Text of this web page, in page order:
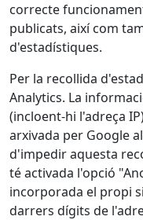
correcte
publicats, així com
d'estadístiques.
Per la recollida
Analytics. La
(incloent-hi l'adreça
arxivada per Google
d'impedir aquesta
té activada l'opció
incorporada el propi
darrers dígits de